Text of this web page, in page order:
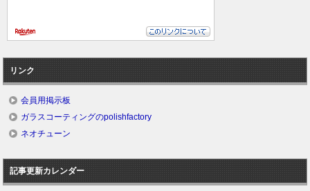
リンク
会員用掲示板
ガラスコーティングのpolishfactory
ネオチューン
記事更新カレンダー